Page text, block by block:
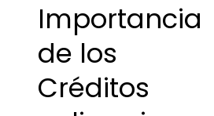
Importancia
de los
Créditos